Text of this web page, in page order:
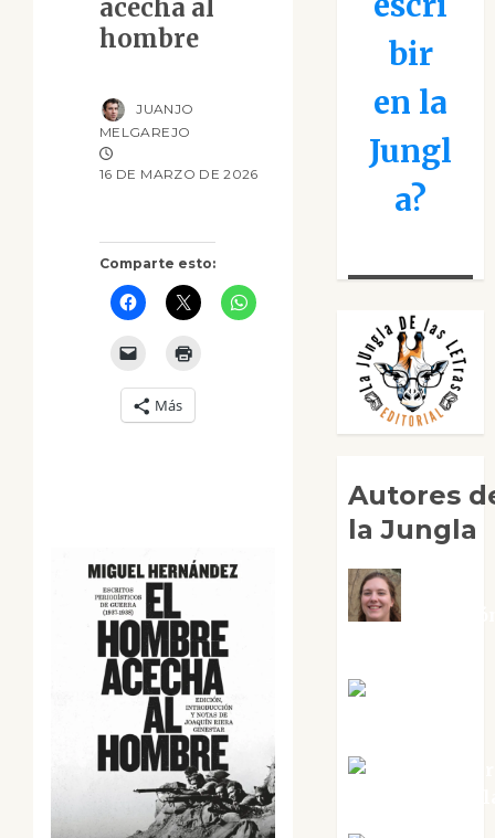
acecha al
hombre
Comparte esto:
Más
JUANJO
MELGAREJO
16 DE MARZO DE 2026
bir
en la
Jungl
a?
Autores
la Jungla